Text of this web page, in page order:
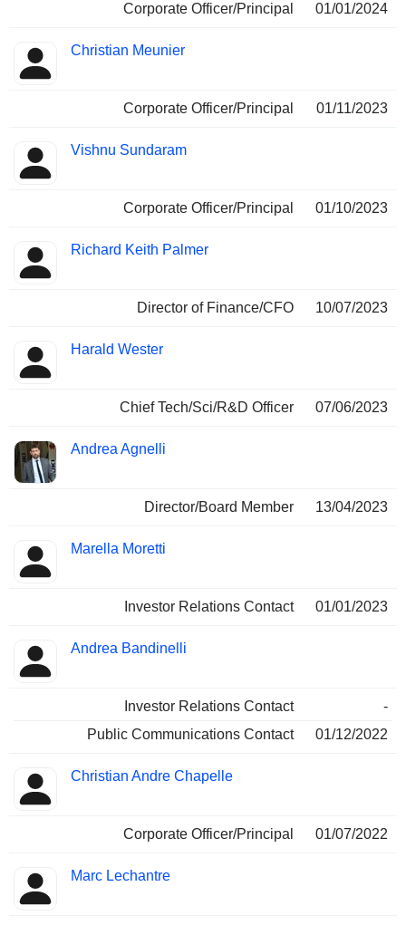
Corporate Officer/Principal 01/01/2024
Christian Meunier
Corporate Officer/Principal 01/11/2023
Vishnu Sundaram
Corporate Officer/Principal 01/10/2023
Richard Keith Palmer
Director of Finance/CFO 10/07/2023
Harald Wester
Chief Tech/Sci/R&D Officer 07/06/2023
Andrea Agnelli
Director/Board Member 13/04/2023
Marella Moretti
Investor Relations Contact 01/01/2023
Andrea Bandinelli
Investor Relations Contact
-
Public Communications Contact
01/12/2022
Christian Andre Chapelle
Corporate Officer/Principal 01/07/2022
Marc Lechantre